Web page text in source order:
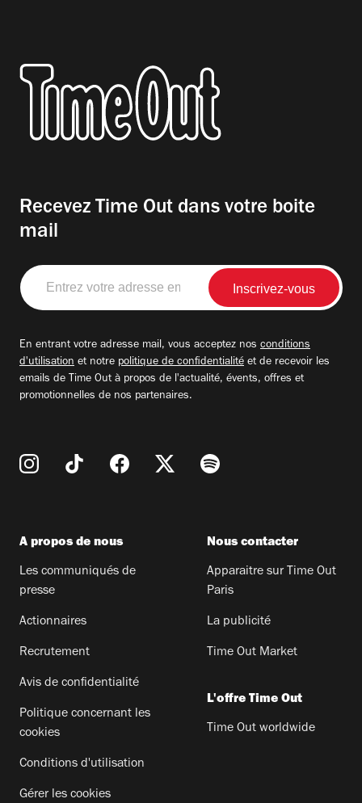
Recevez Time Out dans votre boite
mail
Entrez
votre
adresse
En entrant votre adresse mail, vous acceptez nos conditions
d'utilisation et notre politique de confidentialité et de recevoir les
emails de Time Out à propos de l'actualité, évents, offres et
promotionnelles de nos partenaires.
A propos de nous
Les communiqués de
presse
Actionnaires
Recrutement
Avis de confidentialité
Politique concernant les
cookies
Conditions d'utilisation
Gérer les cookies
Nous contacter
Apparaitre sur Time Out
Paris
La publicité
Time Out Market
L'offre Time Out
Time Out worldwide